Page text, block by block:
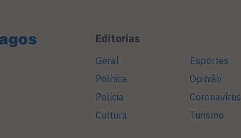
Editorias
Geral
Política
Polícia
Cultura
Esportes
Opinião
Coronavírus
Turismo